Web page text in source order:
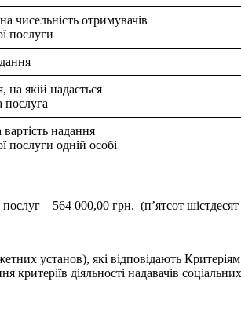
чисельність отримувачів
послуги
на якій надається
послуга
надання
послуги одній особі
– 564 000,00 грн. (п’ятсот
установ), які відповідають
діяльності надавачів